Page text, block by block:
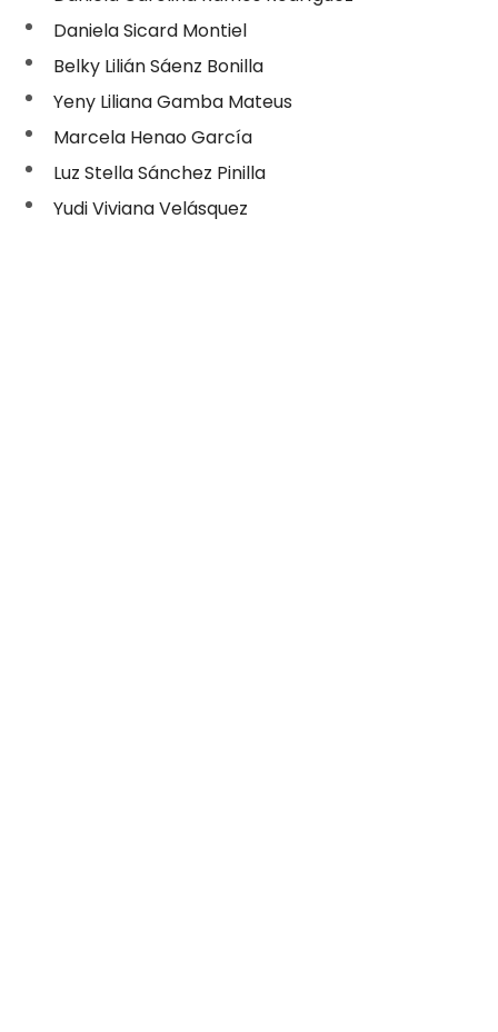
Daniela Sicard Montiel
Belky Lilián Sáenz Bonilla
Yeny Liliana Gamba Mateus
Marcela Henao García
Luz Stella Sánchez Pinilla
Yudi Viviana Velásquez